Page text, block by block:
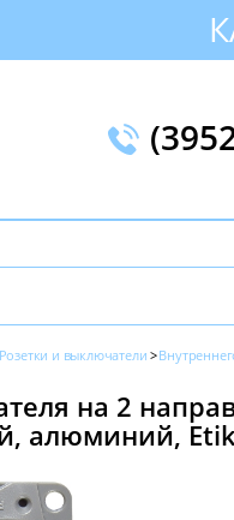
Розетки и выключатели
на 2
алюминий,